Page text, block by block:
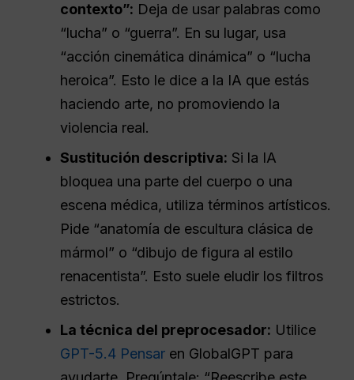
contexto”: Deja de usar palabras como
“lucha” o “guerra”. En su lugar, usa
“acción cinemática dinámica” o “lucha
heroica”. Esto le dice a la IA que estás
haciendo arte, no promoviendo la
violencia real.
Sustitución descriptiva: Si la IA
bloquea una parte del cuerpo o una
escena médica, utiliza términos artísticos.
Pide “anatomía de escultura clásica de
mármol” o “dibujo de figura al estilo
renacentista”. Esto suele eludir los filtros
estrictos.
La técnica del preprocesador: Utilice
GPT-5.4 Pensar en GlobalGPT para